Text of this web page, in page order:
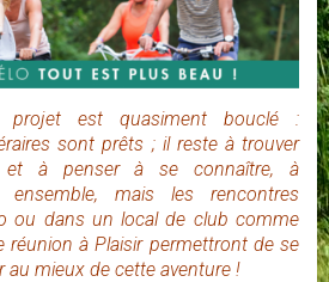
est quasiment bouclé :
sont prêts ; il reste à trouver
et à penser à se connaître, à
mais les rencontres
ou dans un local de club comme
réunion à Plaisir permettront de se
au mieux de cette aventure !